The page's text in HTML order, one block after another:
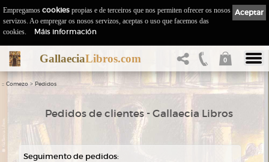
GallaeciaLibros.com 0
:: Comezo > Pedidos
Pedidos de clientes - Gallaecia Libros
Seguimento de pedidos:
Aceptar
Empregamos cookies propias e de terceiros que nos permiten ofrecer os nosos
servizos. Ao empregar os nosos servizos, aceptas o uso que facemos das
cookies.
Máis información